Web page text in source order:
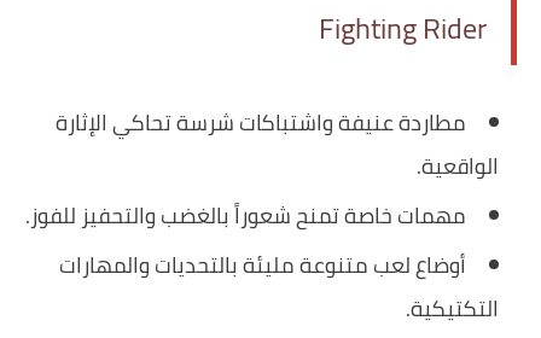
Fighting Rider
مطاردة عنيفة واشتباكات شرسة تحاكي الإثارة
الواقعية.
مهمات خاصة تمنح شعوراً بالغضب والتحفيز للفوز.
أوضاع لعب متنوعة مليئة بالتحديات والمهارات
التكتيكية.